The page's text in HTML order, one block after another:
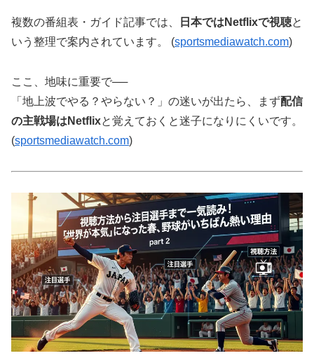
複数の番組表・ガイド記事では、 日本ではNetflixで視聴と
いう整理で案内されています。 (sportsmediawatch.com)
ここ、地味に重要で──
「地上波でやる？やらない？」の迷いが出たら、まず配信
の主戦場はNetflixと覚えておくと迷子になりにくいです。
(sportsmediawatch.com)